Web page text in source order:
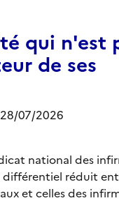
qui n'est
de ses
07/2026
national des
différentiel réduit
et celles des